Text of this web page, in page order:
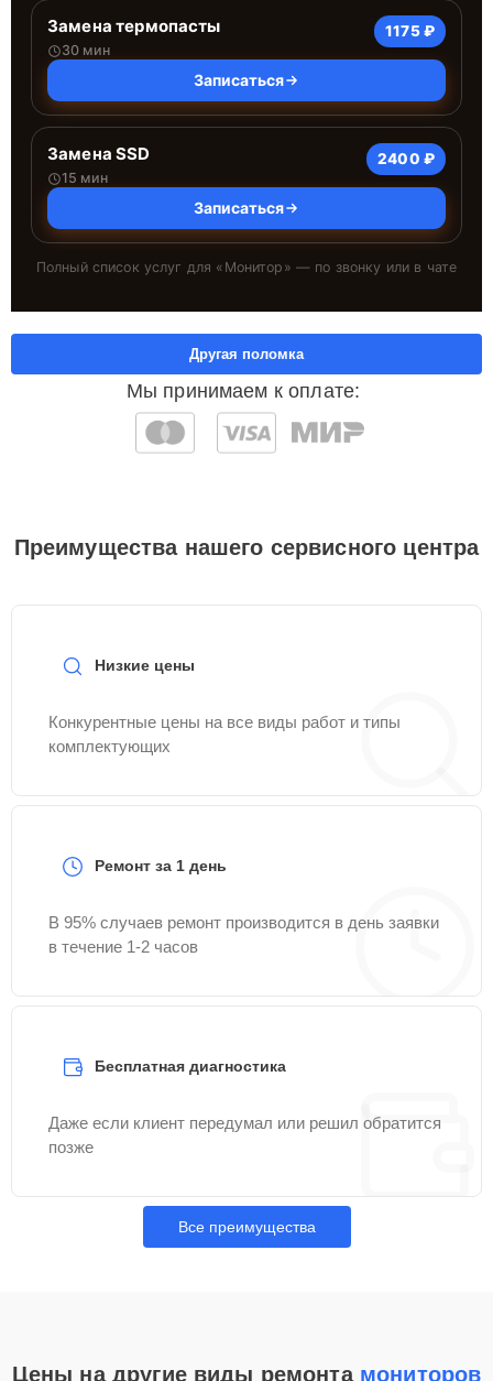
Замена термопасты
30 мин
1175 ₽
Записаться
Замена SSD
15 мин
2400 ₽
Записаться
Полный список услуг для « Монитор » — по звонку или в чате
Мы принимаем к оплате:
Другая поломка
Преимущества нашего сервисного центра
Низкие цены
Конкурентные цены на все виды работ и типы
комплектующих
Ремонт за 1 день
В 95% случаев ремонт производится в день заявки
в течение 1-2 часов
Бесплатная диагностика
Даже если клиент передумал или решил обратится
позже
Все преимущества
Цены на другие виды ремонта мониторов